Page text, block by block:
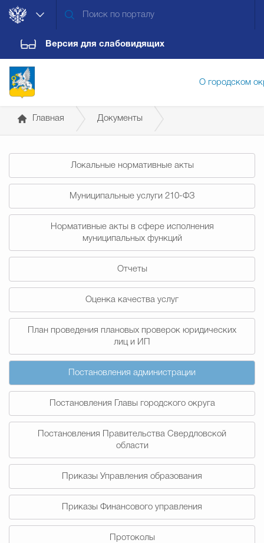
Версия для слабовидящих
О городском
Дума городского округа
Новости Обращения граждан
Противодействие
Муниципальные
Счётная палата Городского
Главная Документы
Локальные нормативные акты
Муниципальные услуги 210-ФЗ
Нормативные акты в сфере исполнения
муниципальных функций
Отчеты
Оценка качества услуг
План проведения плановых проверок юридических
лиц и ИП
Постановления администрации
Постановления Главы городского округа
Постановления Правительства Свердловской
области
Приказы Управления образования
Приказы Финансового управления
Протоколы